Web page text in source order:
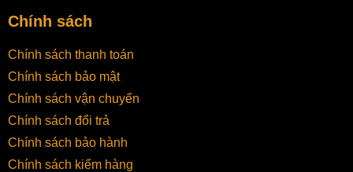
Chính sách
Chính sách thanh toán
Chính sách bảo mật
Chính sách vận chuyển
Chính sách đổi trả
Chính sách bảo hành
Chính sách kiểm hàng